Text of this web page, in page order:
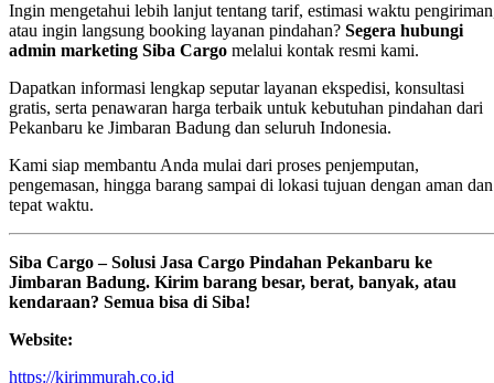
Ingin mengetahui lebih lanjut tentang tarif, estimasi waktu
atau ingin langsung booking layanan pindahan? Segera hubungi
admin marketing Siba Cargo melalui kontak resmi kami.
Dapatkan informasi lengkap seputar layanan ekspedisi, konsultasi
gratis, serta penawaran harga terbaik untuk kebutuhan pindahan dari
Pekanbaru ke Jimbaran Badung dan seluruh Indonesia.
Kami siap membantu Anda mulai dari proses penjemputan,
pengemasan, hingga barang sampai di lokasi tujuan dengan aman dan
tepat waktu.
Siba Cargo – Solusi Jasa Cargo Pindahan Pekanbaru ke
Jimbaran Badung. Kirim barang besar, berat, banyak, atau
kendaraan? Semua bisa di Siba!
Website:
https://kirimmurah.co.id